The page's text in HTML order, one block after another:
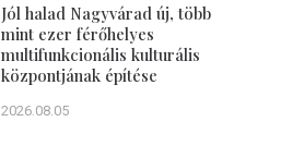
Jól halad Nagyvárad új, több
mint ezer férőhelyes
multifunkcionális kulturális
központjának építése
2026.08.05